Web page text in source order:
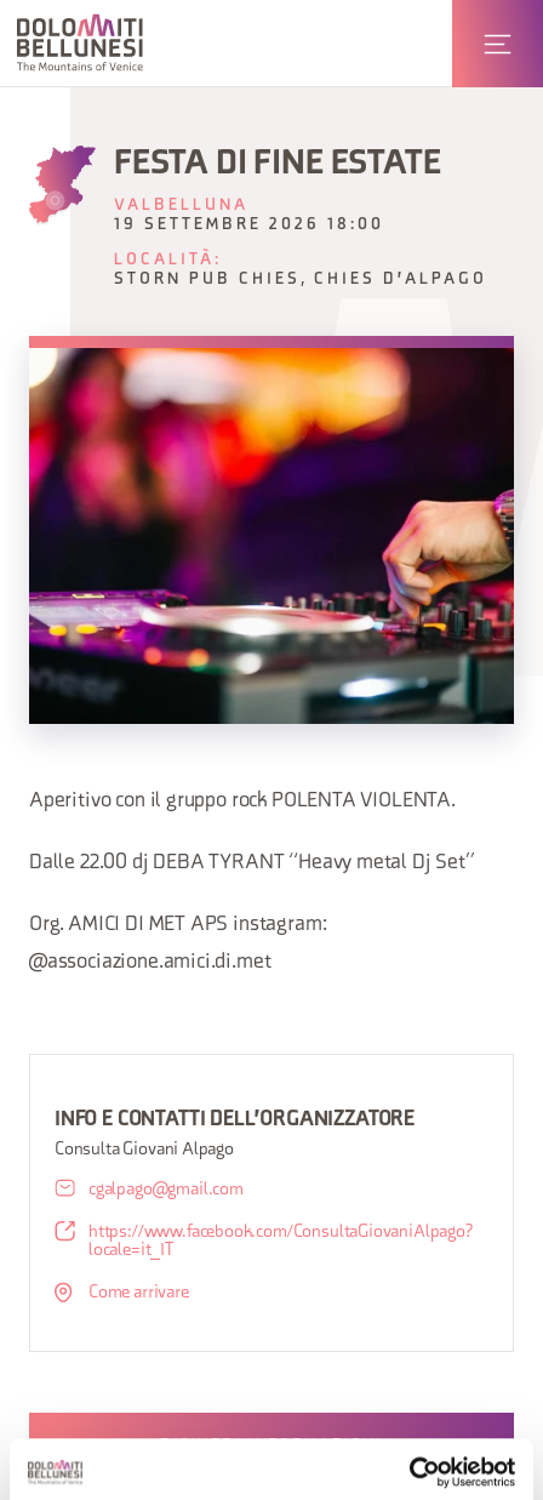
FESTA DI FINE ESTATE
VALBELLUNA
19 SETTEMBRE 2026 18:00
LOCALITÀ:
STORN PUB CHIES, CHIES D'ALPAGO
Aperitivo con il gruppo rock POLENTA VIOLENTA.
Dalle 22.00 dj DEBA TYRANT “Heavy metal Dj Set”
Org. AMICI DI MET APS instagram:
@associazione.amici.di.met
INFO E CONTATTI DELL'ORGANIZZATORE
Consulta Giovani Alpago
cgalpago@gmail.com
https://www.facebook.com/ConsultaGiovaniAlpago?
locale=it_IT
Come arrivare